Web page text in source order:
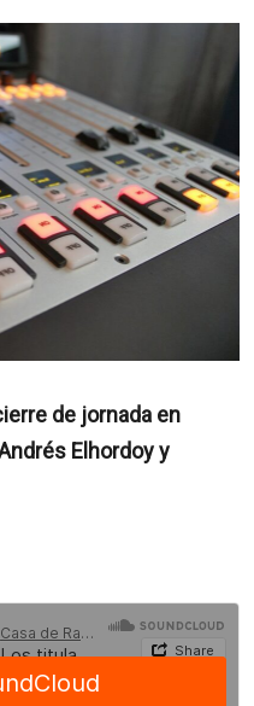
de jornada en
Elhordoy y